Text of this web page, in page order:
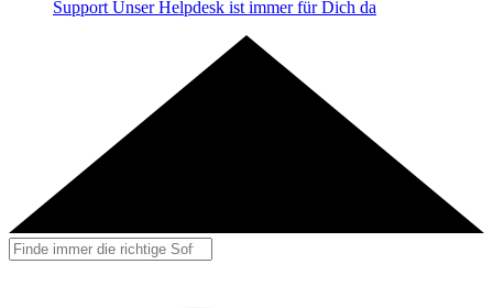
Support Unser Helpdesk ist immer für Dich da